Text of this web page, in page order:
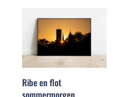
Ribe en flot
sommermorgen